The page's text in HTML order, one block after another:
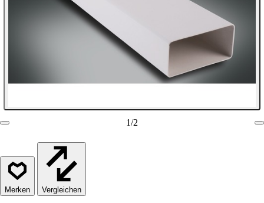
1/2
Vergleichen